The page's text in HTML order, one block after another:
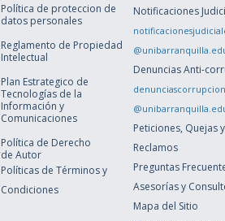
Política de proteccion de
datos personales
Reglamento de Propiedad
Intelectual
Plan Estrategico de
Tecnologías de la
Información y
Comunicaciones
Política de Derecho
de Autor
Políticas de Términos y
Condiciones
Notificaciones
Denuncias Anti-
Peticiones, Quejas y
Reclamos
Preguntas
Asesorías y
Mapa del Sitio